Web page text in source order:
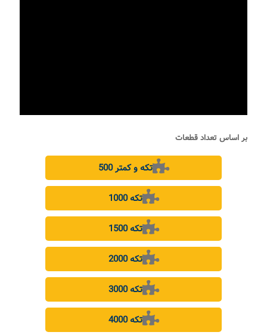
بر اساس تعداد قطعات
500 تکه و کمتر
1000 تکه
1500 تکه
2000 تکه
3000 تکه
4000 تکه